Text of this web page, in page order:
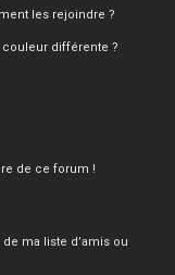
les rejoindre ?
différente ?
de ce forum !
ma liste d’amis ou